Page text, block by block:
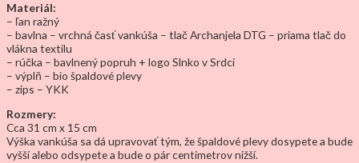
Materiál:
– ľan ražný
– bavlna – vrchná časť vankúša – tlač Archanjela DTG – priama tlač do
vlákna textilu
– rúčka – bavlnený popruh + logo Slnko v Srdci
– výplň – bio špaldové plevy
– zips – YKK
Rozmery:
Cca 31 cm x 15 cm
Výška vankúša sa dá upravovať tým, že špaldové plevy dosypete a bude
vyšší alebo odsypete a bude o pár centimetrov nižší.